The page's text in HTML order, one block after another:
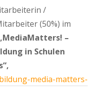
/
(50%) im
–
in Schulen
media-matters-